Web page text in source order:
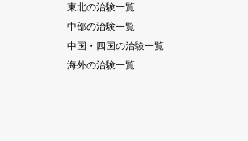
東北の治験一覧
中部の治験一覧
中国・四国の治験一覧
海外の治験一覧